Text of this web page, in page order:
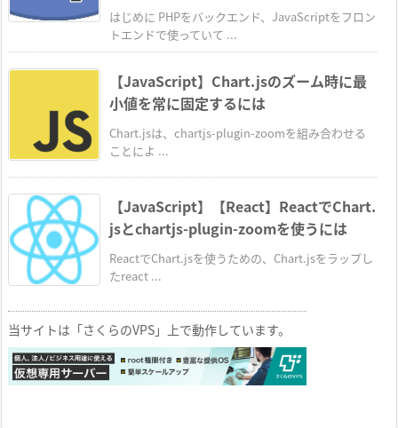
はじめに PHPをバックエンド、JavaScriptをフロン
トエンドで使っていて ...
【JavaScript】Chart.jsのズーム時に最
小値を常に固定するには
Chart.jsは、chartjs-plugin-zoomを組み合わせる
ことによ ...
【JavaScript】【React】ReactでChart.
jsとchartjs-plugin-zoomを使うには
ReactでChart.jsを使うための、Chart.jsをラップし
たreact ...
当サイトは「さくらのVPS」上で動作しています。